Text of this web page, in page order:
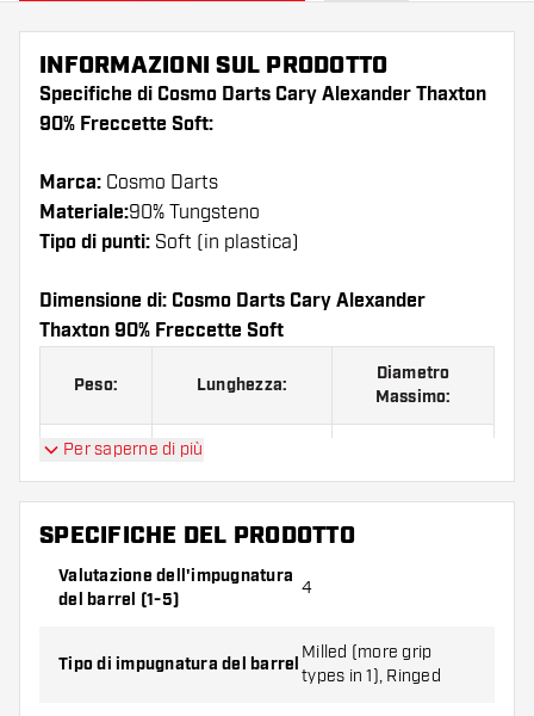
INFORMAZIONI SUL PRODOTTO
Specifiche di Cosmo Darts Cary Alexander Thaxton
90% Freccette Soft:
Marca: Cosmo Darts
Materiale:90% Tungsteno
Tipo di punti: Soft (in plastica)
Dimensione di: Cosmo Darts Cary Alexander
Thaxton 90% Freccette Soft
Peso: Lunghezza:
Diametro
Massimo:
18 G.
Cosmo Darts Cary Alexander Thaxton 90%
Freccette Soft contiene:3 barrel, 3 alette e 3
astine.
Per saperne di più
SPECIFICHE DEL PRODOTTO
Valutazione dell'impugnatura
del barrel (1-5)
4
Tipo di impugnatura del barrel
Milled (more grip
types in 1), Ringed